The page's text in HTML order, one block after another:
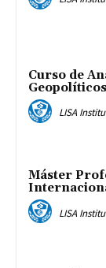
Curso de
Geopolíticos
LISA
Máster
LISA